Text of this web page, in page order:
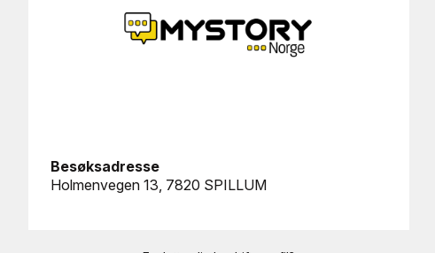
Besøksadresse
Holmenvegen 13, 7820 SPILLUM